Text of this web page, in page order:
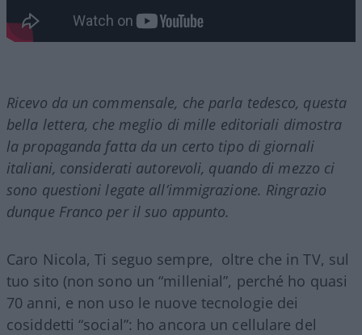
Ricevo da un commensale, che parla tedesco, questa
bella lettera, che meglio di mille editoriali dimostra
la propaganda fatta da un certo tipo di giornali
italiani, considerati autorevoli, quando di mezzo ci
sono questioni legate all’immigrazione. Ringrazio
dunque Franco per il suo appunto.
Caro Nicola, Ti seguo sempre, oltre che in TV, sul
tuo sito (non sono un “millenial”, perché ho quasi
70 anni, e non uso le nuove tecnologie dei
cosiddetti “social”: ho ancora un cellulare del